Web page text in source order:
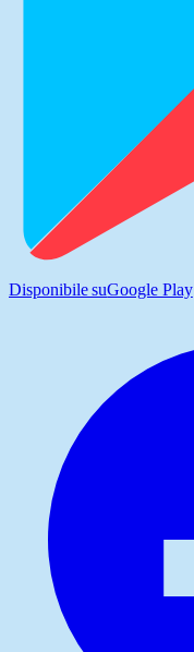
Disponibile suGoogle Play